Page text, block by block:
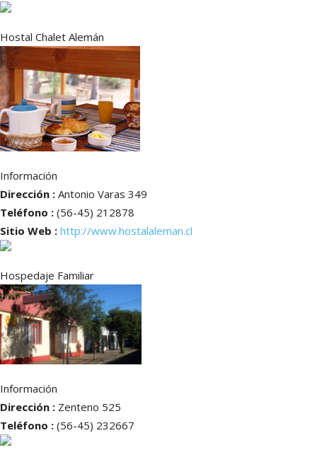
Hostal Chalet Alemán
Información
Dirección : Antonio Varas 349
Teléfono : (56-45) 212878
Sitio Web : http://www.hostalaleman.cl
Hospedaje Familiar
Información
Dirección : Zenteno 525
Teléfono : (56-45) 232667